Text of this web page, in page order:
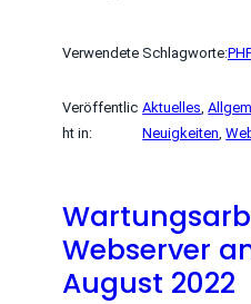
Verwendete Schlagworte:PHP
Veröffentlic
ht in:
Aktuelles,
Neuigkeiten,
Webserver
August 2022